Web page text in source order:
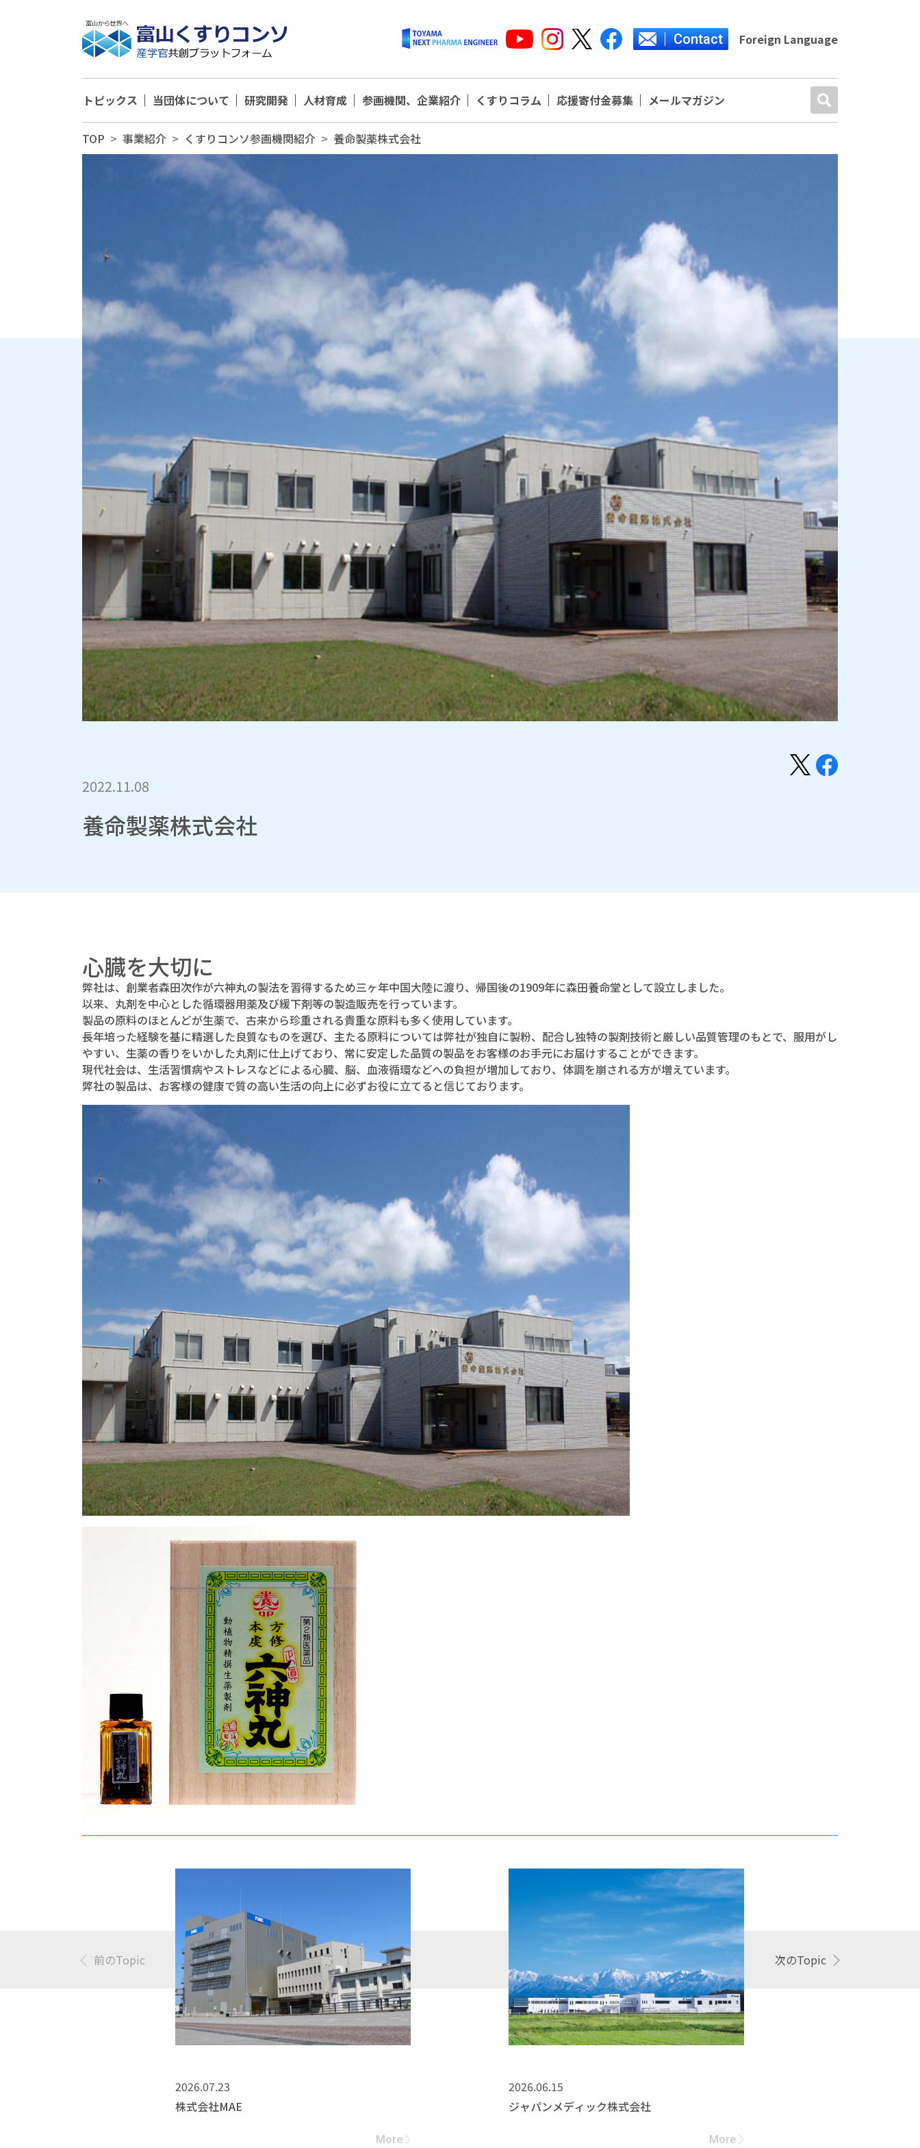
Contact Foreign Language
トピックス 当団体について 研究開発 人材育成 参画機関、企業紹介 くすりコラム 応援寄付金募集 メールマガジン
TOP 事業紹介 くすりコンソ参画機関紹介 養命製薬株式会社
2022.11.08
養命製薬株式会社
心臓を大切に
弊社は、創業者森田次作が六神丸の製法を習得するため三ヶ年中国大陸に渡り、帰国後の1909年に森田養命堂として設立しました。
以来、丸剤を中心とした循環器用薬及び緩下剤等の製造販売を行っています。
製品の原料のほとんどが生薬で、古来から珍重される貴重な原料も多く使用しています。
長年培った経験を基に精選した良質なものを選び、主たる原料については弊社が独自に製粉、配合し独特の製剤技術と厳しい品質管理のもとで、服用がし
やすい、生薬の香りをいかした丸剤に仕上げており、常に安定した品質の製品をお客様のお手元にお届けすることができます。
現代社会は、生活習慣病やストレスなどによる心臓、脳、血液循環などへの負担が増加しており、体調を崩される方が増えています。
弊社の製品は、お客様の健康で質の高い生活の向上に必ずお役に立てると信じております。
2026.07.23
株式会社MAE
More
2026.06.15
ジャパンメディック株式会社
More
前のTopic 次のTopic